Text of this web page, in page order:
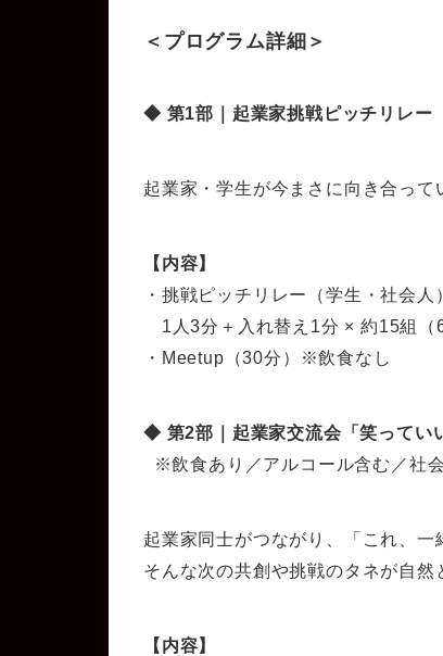
＜プログラム詳細＞
◆ 第1部｜起業家挑戦ピッチリレー
起業家・学生が今まさに向き合って
【内容】
・挑戦ピッチリレー（学生・社会人
1人3分＋入れ替え1分 × 約15組（
・Meetup（30分）※飲食なし
◆ 第2部｜起業家交流会「笑ってい
※飲食あり／アルコール含む／社
起業家同士がつながり、
「これ、
そんな次の共創や挑戦のタネが自然
【内容】